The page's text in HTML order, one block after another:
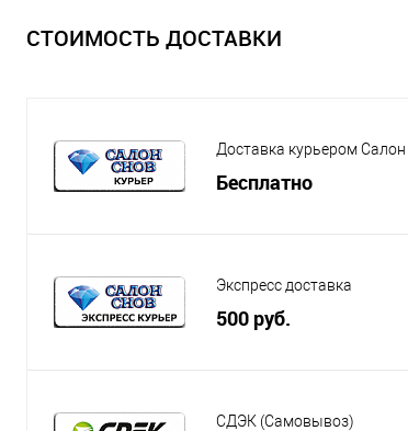
СТОИМОСТЬ ДОСТАВКИ
Доставка курьером
Бесплатно
Экспресс доставка
500 руб.
СДЭК (Самовывоз)